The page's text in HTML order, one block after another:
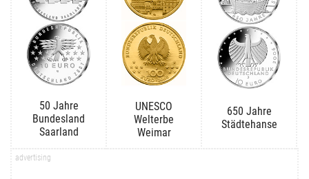
50 Jahre
Bundesland
Saarland
UNESCO
Welterbe
Weimar
650 Jahre
Städtehanse